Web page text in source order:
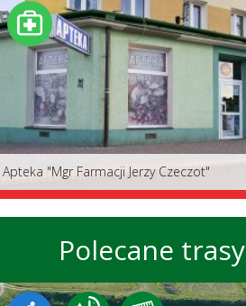
Apteka "Mgr Farmacji Jerzy Czeczot"
Polecane trasy